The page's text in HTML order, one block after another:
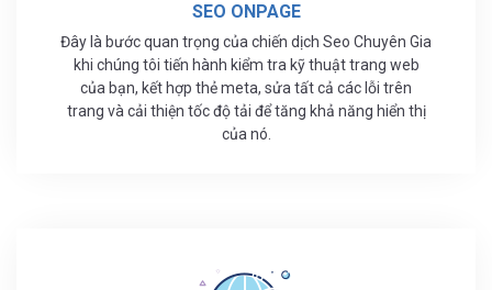
SEO ONPAGE
Đây là bước quan trọng của chiến dịch Seo Chuyên Gia
khi chúng tôi tiến hành kiểm tra kỹ thuật trang web
của bạn, kết hợp thẻ meta, sửa tất cả các lỗi trên
trang và cải thiện tốc độ tải để tăng khả năng hiển thị
của nó.